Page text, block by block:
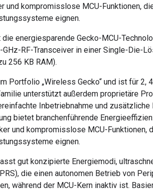
und kompromisslose MCU-Funktionen,
eignen.
die energiesparende Gecko-MCU-
RF-Transceiver in einer Single-Die-
256 KB RAM).
Portfolio „Wireless Gecko“ und ist für 2,
unterstützt außerdem proprietäre
Inbetriebnahme und
bietet branchenführende
und kompromisslose MCU-
eignen.
gut konzipierte Energiemodi,
die einen autonomen Betrieb von
während der MCU-Kern inaktiv ist.